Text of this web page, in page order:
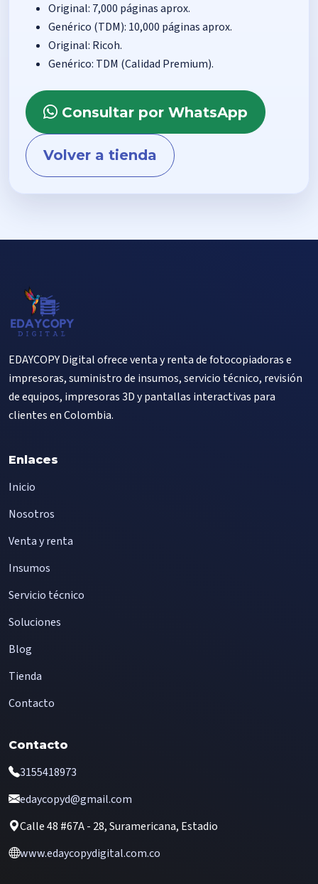
Original: 7,000 páginas aprox.
Genérico (TDM): 10,000 páginas aprox.
Original: Ricoh.
Genérico: TDM (Calidad Premium).
Consultar por WhatsApp
Volver a tienda
EDAYCOPY Digital ofrece venta y renta de fotocopiadoras e
impresoras, suministro de insumos, servicio técnico, revisión
de equipos, impresoras 3D y pantallas interactivas para
clientes en Colombia.
Enlaces
Inicio
Nosotros
Venta y renta
Insumos
Servicio técnico
Soluciones
Blog
Tienda
Contacto
Contacto
3155418973
edaycopyd@gmail.com
Calle 48 #67A - 28, Suramericana, Estadio
www.edaycopydigital.com.co